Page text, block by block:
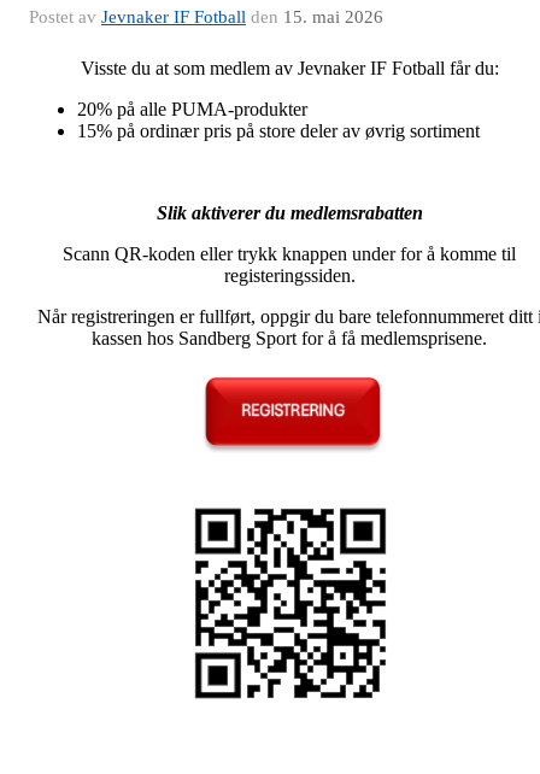
Postet av Jevnaker IF Fotball den 15. mai 2026
Visste du at som medlem av Jevnaker IF Fotball får du:
20% på alle PUMA-produkter
15% på ordinær pris på store deler av øvrig sortiment
Slik aktiverer du medlemsrabatten
Scann QR-koden eller trykk knappen under for å komme til
registeringssiden.
Når registreringen er fullført, oppgir du bare telefonnummeret ditt
kassen hos Sandberg Sport for å få medlemsprisene.